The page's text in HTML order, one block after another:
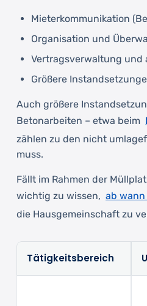
Mieterkommunikation
Organisation und
Vertragsverwaltung und
Größere
Auch größere
Betonarbeiten – etwa beim
zählen zu den nicht
muss.
Fällt im Rahmen der
wichtig zu wissen, ab
die Hausgemeinschaft zu
Tätigkeitsbereich